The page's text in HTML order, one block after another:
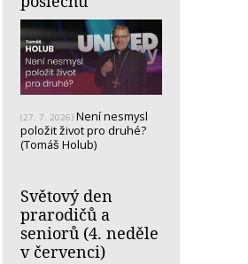
(27. 7. 2026) Není nesmysl
položit život pro druhé?
(Tomáš Holub)
Světový den
prarodičů a
seniorů (4. neděle
v červenci)